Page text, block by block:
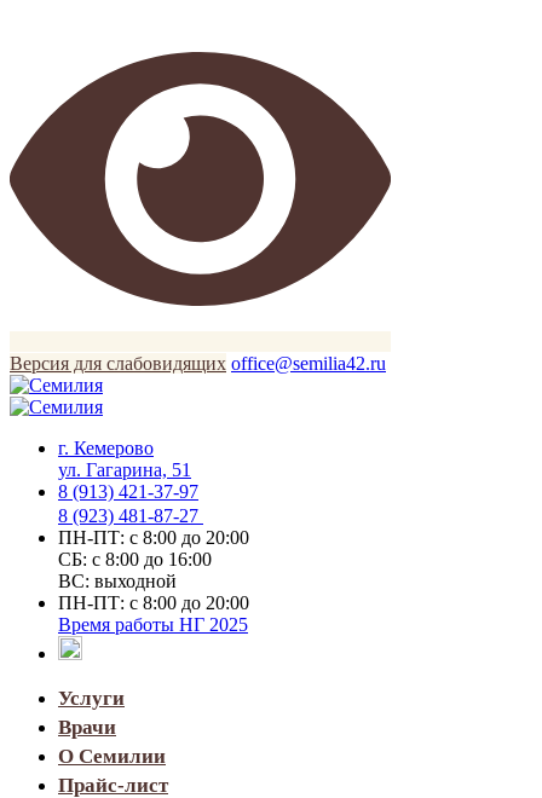
Версия для слабовидящих office@semilia42.ru
г. Кемерово
ул. Гагарина, 51
8 (913) 421-37-97
8 (923) 481-87-27
ПН-ПТ: с 8:00 до 20:00
СБ: с 8:00 до 16:00
ВС: выходной
ПН-ПТ: с 8:00 до 20:00
Время работы НГ 2025
Услуги
Врачи
О Семилии
Прайс-лист